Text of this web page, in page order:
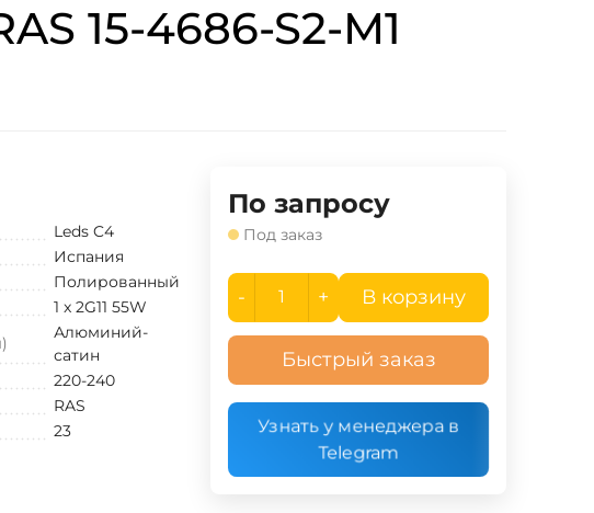
15-4686-S2-M1
Leds C4
Испания
Полированный
1 x 2G11 55W
Алюминий-
сатин
220-240
RAS
23
По запросу
Под заказ
- + В корзину
Быстрый заказ
Узнать у менеджера в
Telegram